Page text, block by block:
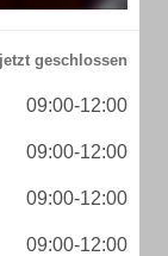
09:00-12:00
09:00-12:00
09:00-12:00
09:00-12:00